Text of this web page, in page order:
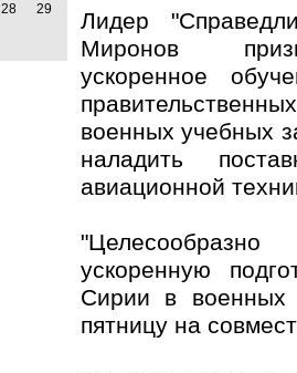
28
29
Лидер
Миронов
ускоренное
военных учебных
наладить
авиационной
ускоренную
Сирии в военных
пятницу на